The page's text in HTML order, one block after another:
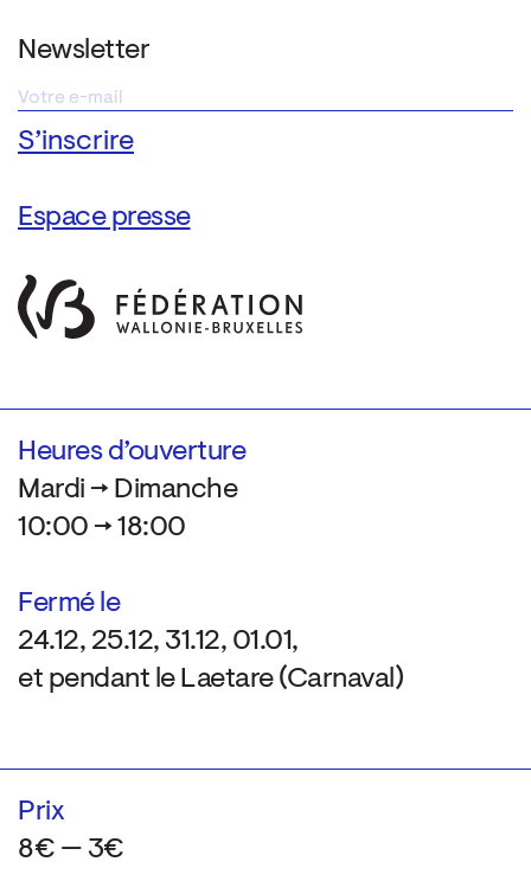
Newsletter
Espace presse
Heures d’ouverture
Mardi → Dimanche
10:00 → 18:00
Fermé le
24.12, 25.12, 31.12, 01.01,
et pendant le Laetare (Carnaval)
Prix
8€ — 3€